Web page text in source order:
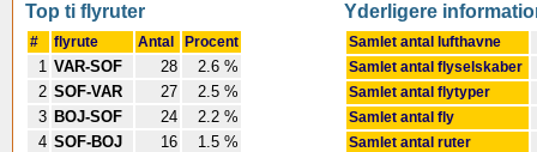
Top ti flyruter
# flyrute Antal Procent
1 VAR-SOF 28
2.6 %
2 SOF-VAR 27
2.5 %
3 BOJ-SOF 24
2.2 %
4 SOF-BOJ 16
1.5 %
Yderligere
Samlet antal lufthavne
Samlet antal flyselskaber
Samlet antal flytyper
Samlet antal fly
Samlet antal ruter